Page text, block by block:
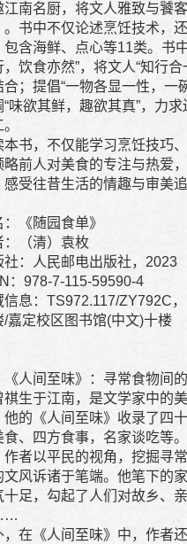
江南名厨，将文人雅致与饕
。书中不仅论述烹饪技术，
包含海鲜、点心等11类。书
，饮食亦然”，将文人“知行
合；提倡“一物各显一性，一
“味欲其鲜，趣欲其真”，力
本书，不仅能学习烹饪技巧
略前人对美食的专注与热爱
感受往昔生活的情趣与审美追
：《随园食单》
：（清）袁枚
社：人民邮电出版社，2023
：978-7-115-59590-4
信息：TS972.117/ZY792C
/嘉定校区图书馆(中文)十楼
《人间至味》：寻常食物间
祺生于江南，是文学家中的
他的《人间至味》收录了四
食、四方食事，名家谈吃等
作者以平民的视角，挖掘寻
文风诉诸于笔端。他笔下的
十足，勾起了人们对故乡、
，在《人间至味》中，作者